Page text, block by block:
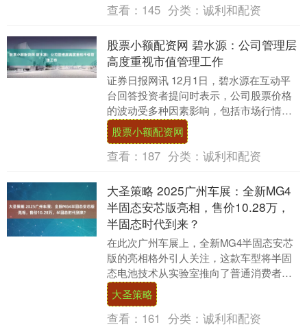
查看： 145 分类： 诚利和配资
股票小额配资网 碧水源：公司管理层
高度重视市值管理工作
证券日报网讯 12月1日，碧水源在互动平
台回答投资者提问时表示，公司股票价格
的波动受多种因素影响，包括市场行情、
投资偏好等。公司管理层高度重视市值管
理工作，并已....
股票小额配资网
查看： 187 分类： 诚利和配资
大圣策略 2025广州车展：全新MG4
半固态安芯版亮相，售价10.28万，
半固态时代到来？
在此次广州车展上，全新MG4半固态安芯
版的亮相格外引人关注，这款车型将半固
态电池技术从实验室推向了普通消费者，
同时10.28万的指导价相较许多同级竞品也
更有竞争....
大圣策略
查看： 161 分类： 诚利和配资